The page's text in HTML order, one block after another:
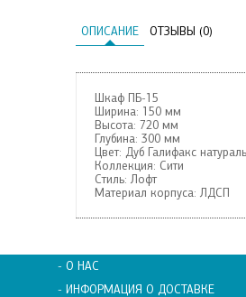
ОПИСАНИЕ ОТЗЫВЫ (0)
Шкаф ПБ-15
Ширина: 150 мм
Высота: 720 мм
Глубина: 300 мм
Цвет: Дуб Галифакс
Коллекция: Сити
Стиль: Лофт
Материал корпуса: ЛДСП
- О НАС
- ИНФОРМАЦИЯ О ДОСТАВКЕ